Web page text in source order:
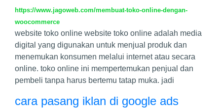
https://www.jagoweb.com/membuat-toko-online-dengan-
woocommerce
website toko online website toko online adalah media
digital yang digunakan untuk menjual produk dan
menemukan konsumen melalui internet atau secara
online. toko online ini mempertemukan penjual dan
pembeli tanpa harus bertemu tatap muka. jadi
cara pasang iklan di google ads